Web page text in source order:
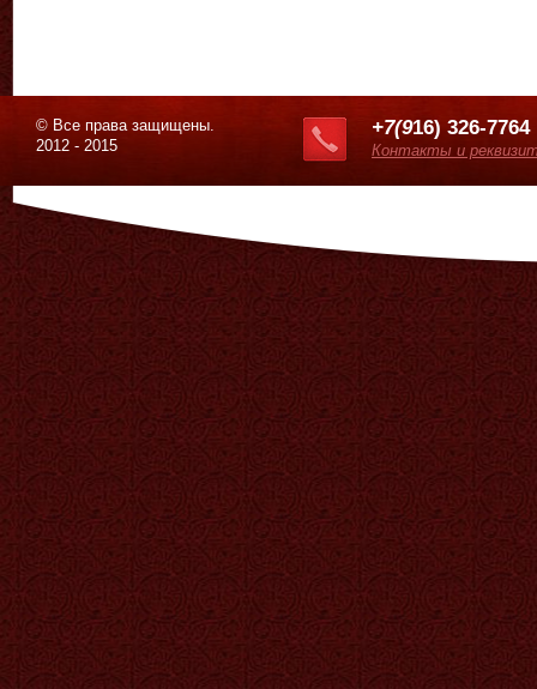
© Все права защищены.
2012 - 2015
+7(916) 326-7764
Контакты и